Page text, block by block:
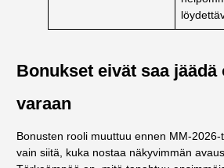
Bonukset eivät saa jäädä
varaan
Bonusten rooli muuttuu ennen MM-
vain siitä, kuka nostaa näkyvimmän